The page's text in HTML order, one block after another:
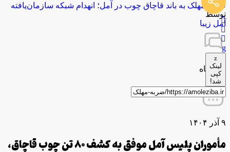
لینک
کپی
شد!
ضربه مهلک به باند قاچاق چوب در آمل؛ انهدام شبکه سازمان‌یافته
توسط
آمل زیبا
۹ آذر ۱۴۰۴
مأموران پلیس آمل موفق به کشف ۸۰ تن چوب قاچاق،